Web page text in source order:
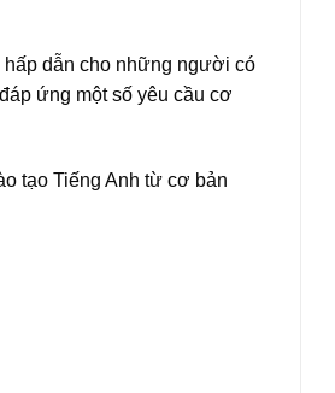
dẫn cho những người có
ứng một số yêu cầu cơ
tạo Tiếng Anh từ cơ bản